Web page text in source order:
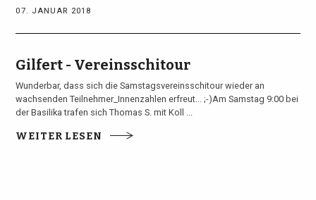
07. JANUAR 2018
Gilfert - Vereinsschitour
Wunderbar, dass sich die Samstagsvereinsschitour wieder an
wachsenden Teilnehmer_Innenzahlen erfreut... ;-)Am Samstag 9:00 bei
der Basilika trafen sich Thomas S. mit Koll ...
WEITER LESEN